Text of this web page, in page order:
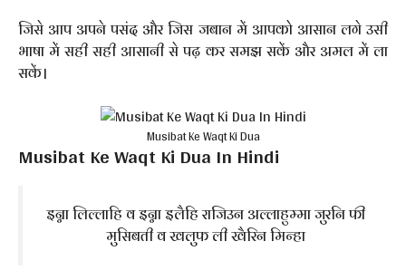
जिसे आप अपने पसंद और जिस जबान में आपको आसान लगे उसी
भाषा में सही सही आसानी से पढ़ कर समझ सकें और अमल में ला
सकें।
Musibat Ke Waqt Ki Dua
Musibat Ke Waqt Ki Dua In Hindi
इन्ना लिल्लाहि व इन्ना इलैहि राजिउन अल्लाहुम्मा जुरनि फी
मुसिबती व खलुफ ली खैरिन मिन्हा